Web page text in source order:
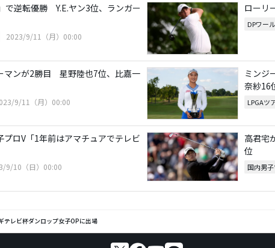
で逆転優勝 Y.E.ヤン3位、ランガー
2023/9/11（月）00:00
ローリ
DPワー
マンが2勝目 星野陸也7位、比嘉一
9/11（月）00:00
ミンジ
奈紗16
LPGAツ
プロV「1年前はアマチュアでテレビ
9/10（日）00:00
高君宅
位
国内男子
テレビ杯ダンロップ女子OPに出場